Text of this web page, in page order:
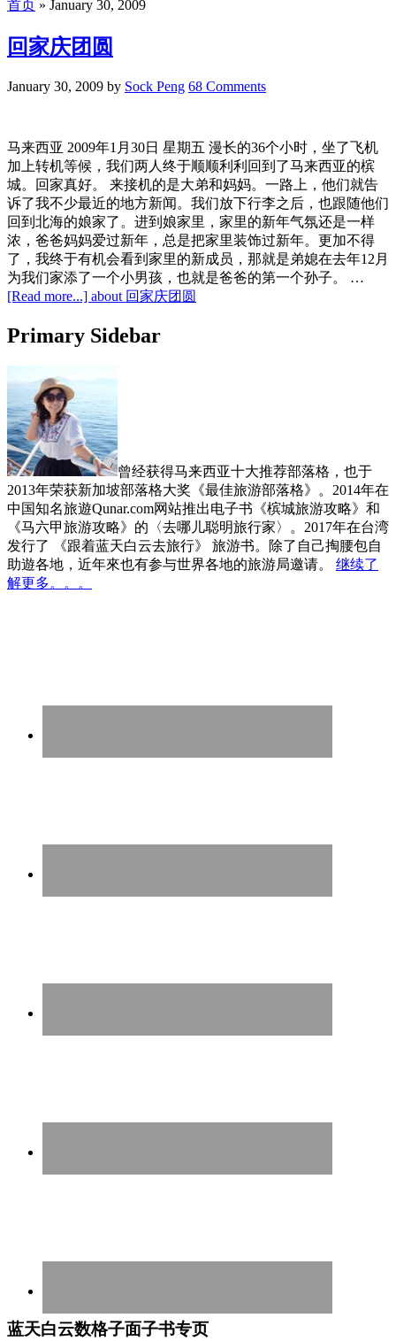
首页 » January 30, 2009
回家庆团圆
January 30, 2009 by Sock Peng 68 Comments
马来西亚 2009年1月30日 星期五 漫长的36个小时，坐了飞机
加上转机等候，我们两人终于顺顺利利回到了马来西亚的槟
城。回家真好。 来接机的是大弟和妈妈。一路上，他们就告
诉了我不少最近的地方新闻。我们放下行李之后，也跟随他们
回到北海的娘家了。进到娘家里，家里的新年气氛还是一样
浓，爸爸妈妈爱过新年，总是把家里装饰过新年。更加不得
了，我终于有机会看到家里的新成员，那就是弟媳在去年12月
为我们家添了一个小男孩，也就是爸爸的第一个孙子。 …
[Read more...] about 回家庆团圆
Primary Sidebar
曾经获得马来西亚十大推荐部落格，也于
2013年荣获新加坡部落格大奖《最佳旅游部落格》。2014年在
中国知名旅遊Qunar.com网站推出电子书《槟城旅游攻略》和
《马六甲旅游攻略》的〈去哪儿聪明旅行家〉。2017年在台湾
发行了 《跟着蓝天白云去旅行》 旅游书。除了自己掏腰包自
助遊各地，近年來也有参与世界各地的旅游局邀请。 继续了
解更多。。。
蓝天白云数格子面子书专页